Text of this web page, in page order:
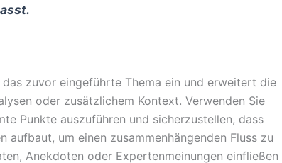
zuvor eingeführte Thema ein und erweitert die
oder zusätzlichem Kontext. Verwenden Sie
Punkte auszuführen und sicherzustellen, dass
aufbaut, um einen zusammenhängenden Fluss zu
Anekdoten oder Expertenmeinungen einfließen